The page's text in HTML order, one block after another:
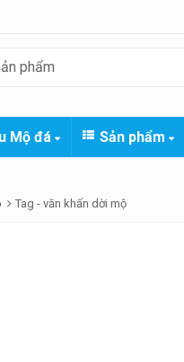
Mộ đá Sản phẩm
Tag - văn khấn dời mộ